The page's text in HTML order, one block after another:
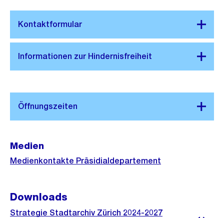
Medien
Medienkontakte Präsidialdepartement
Downloads
Strategie Stadtarchiv Zürich 2024-2027